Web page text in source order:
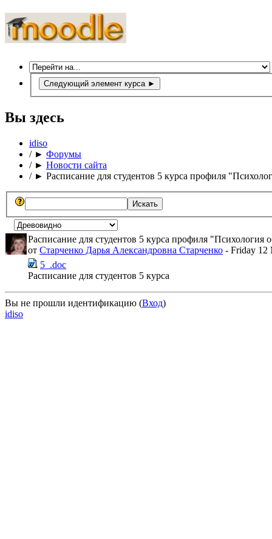
Следующий элемент курса ►
Вы здесь
idiso
/ ► Форумы
/ ► Новости сайта
/ ► Расписание для студентов 5 курса профиля
Расписание для студентов 5 курса профиля "Психология
от Старченко Дарья Александровна Старченко - Friday 12
5_.doc
Расписание для студентов 5 курса
Вы не прошли идентификацию (Вход)
idiso